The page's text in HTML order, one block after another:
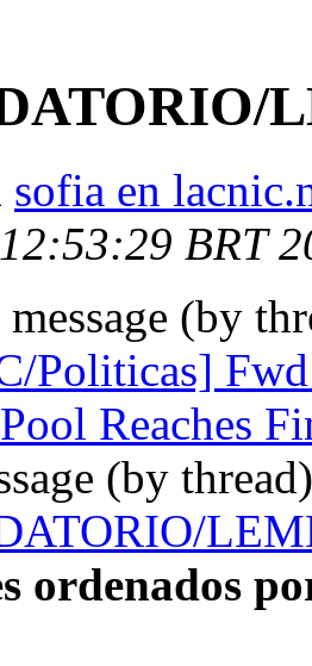
sofia en
BRT
(by
Politicas]
Reaches
(by
ordenados